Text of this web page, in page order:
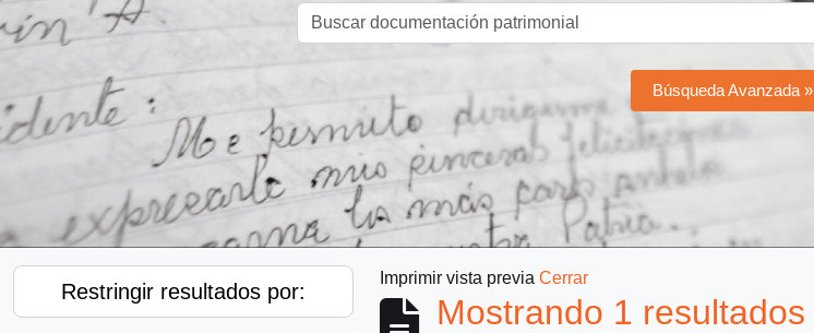
Búsqueda Avanzada »
Restringir resultados por:
Imprimir vista previa Cerrar
Mostrando 1 resultados